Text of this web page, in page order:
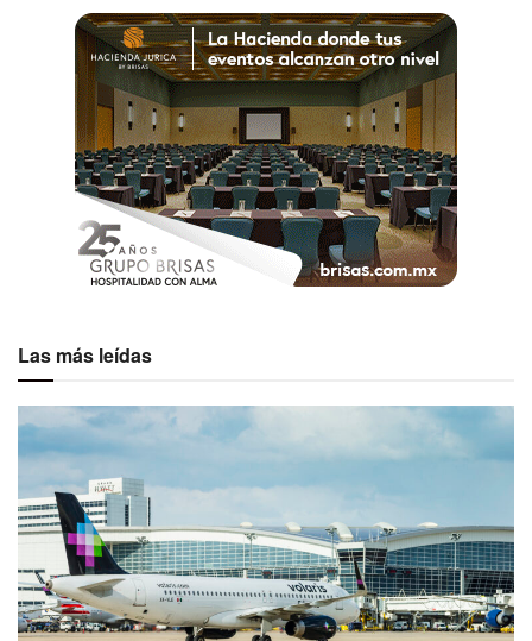
Fotos: Cortesía Wyndham Alltra Riviera Nayarit
Etiquetas: Wyndham
Las más leídas